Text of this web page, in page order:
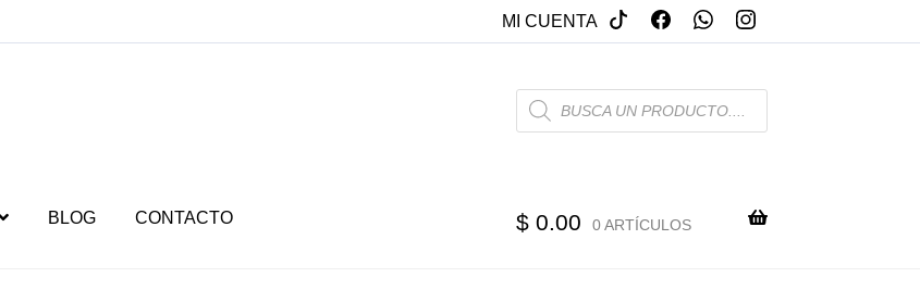
MI CUENTA
PRODUCTS
SEARCH
BLOG CONTACTO $0.00 0 ARTÍCULOS